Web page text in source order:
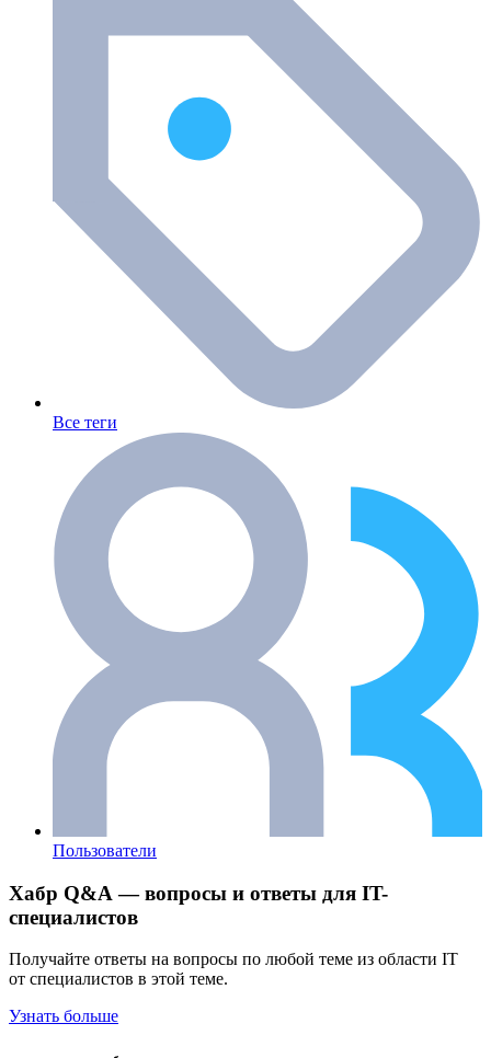
Все теги
Пользователи
Хабр Q&A — вопросы и ответы для IT-
специалистов
Получайте ответы на вопросы по любой теме из области IT
от специалистов в этой теме.
Узнать больше